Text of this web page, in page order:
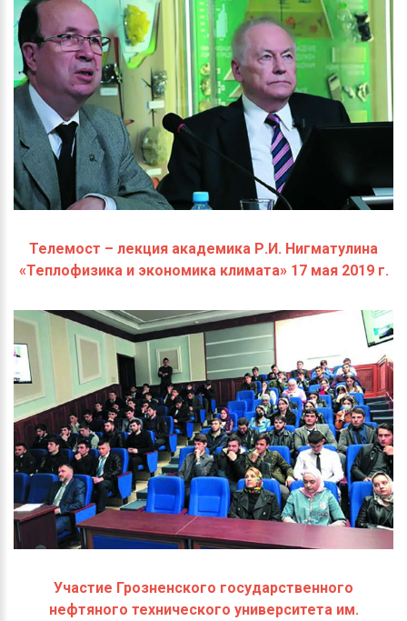
Телемост – лекция академика Р.И. Нигматулина
«Теплофизика и экономика климата» 17 мая 2019 г.
Участие Грозненского государственного
нефтяного технического университета им.